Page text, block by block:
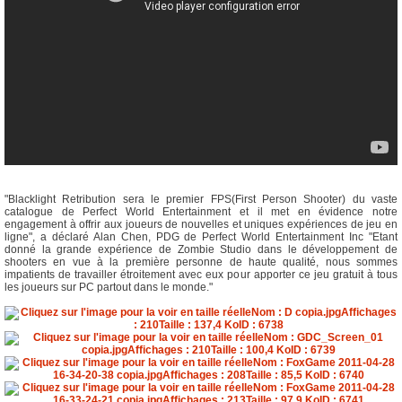
"Blacklight Retribution sera le premier FPS(First Person Shooter) du vaste
catalogue de Perfect World Entertainment et il met en évidence notre
engagement à offrir aux joueurs de nouvelles et uniques expériences de jeu en
ligne", a déclaré Alan Chen, PDG de Perfect World Entertainment Inc "Etant
donné la grande expérience de Zombie Studio dans le développement de
shooters en vue à la première personne de haute qualité, nous sommes
impatients de travailler étroitement avec eux pour apporter ce jeu gratuit à tous
les joueurs sur PC partout dans le monde."